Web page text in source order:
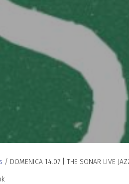
/ DOMENICA 14.07 | THE SONAR LIVE